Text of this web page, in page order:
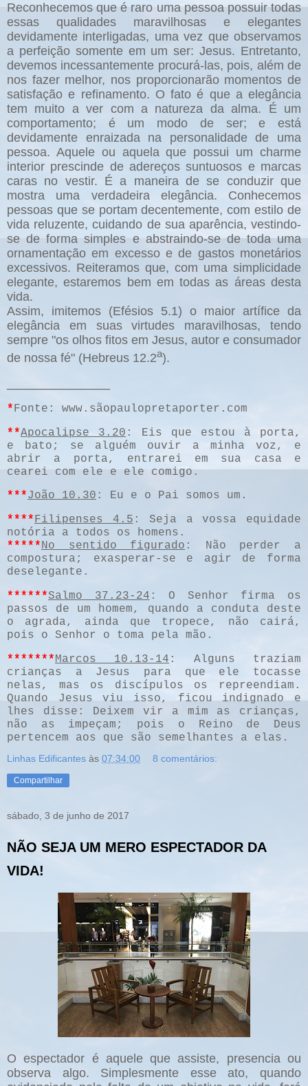
Reconhecemos que é raro uma pessoa possuir todas
essas qualidades maravilhosas e elegantes
devidamente interligadas, uma vez que observamos
a perfeição somente em um ser: Jesus. Entretanto,
devemos incessantemente procurá-las, pois, além de
nos fazer melhor, nos proporcionarão momentos de
satisfação e refinamento. O fato é que a elegância
tem muito a ver com a natureza da alma. É um
comportamento; é um modo de ser; e está
devidamente enraizada na personalidade de uma
pessoa. Aquele ou aquela que possui um charme
interior prescinde de adereços suntuosos e marcas
caras no vestir. É a maneira de se conduzir que
mostra uma verdadeira elegância. Conhecemos
pessoas que se portam decentemente, com estilo de
vida reluzente, cuidando de sua aparência, vestindo-
se de forma simples e abstraindo-se de toda uma
ornamentação em excesso e de gastos monetários
excessivos. Reiteramos que, com uma simplicidade
elegante, estaremos bem em todas as áreas desta
vida.
Assim, imitemos (Efésios 5.1) o maior artífice da
elegância em suas virtudes maravilhosas, tendo
sempre "os olhos fitos em Jesus, autor e consumador
de nossa fé" (Hebreus 12.2a).
*Fonte: www.sãopaulopretaporter.com
**Apocalipse 3.20 : Eis que estou à porta,
e bato; se alguém ouvir a minha voz, e
abrir a porta, entrarei em sua casa e
cearei com ele e ele comigo.
***João 10.30 : Eu e o Pai somos um.
****Filipenses 4.5 : Seja a vossa equidade
notória a todos os homens.
*****No sentido figurado : Não perder a
compostura; exasperar-se e agir de forma
deselegante.
******Salmo 37.23-24 : O Senhor firma os
passos de um homem, quando a conduta deste
o agrada, ainda que tropece, não cairá,
pois o Senhor o toma pela mão.
*******Marcos 10.13-14 : Alguns traziam
crianças a Jesus para que ele tocasse
nelas, mas os discípulos os repreendiam.
Quando Jesus viu isso, ficou indignado e
lhes disse: Deixem vir a mim as crianças,
não as impeçam; pois o Reino de Deus
pertencem aos que são semelhantes a elas.
Linhas Edificantes às 07:34:00 8 comentários:
Compartilhar
sábado, 3 de junho de 2017
NÃO SEJA UM MERO ESPECTADOR DA
VIDA!
O espectador é aquele que assiste, presencia ou
observa algo. Simplesmente esse ato, quando